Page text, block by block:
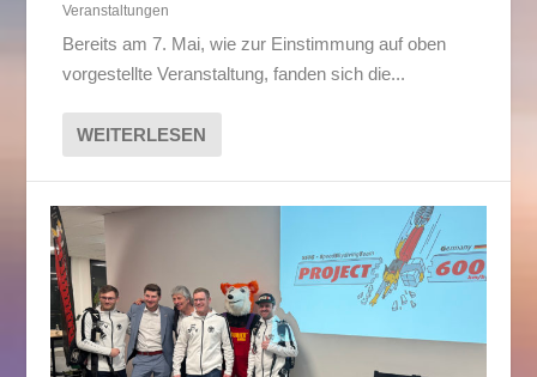
Veranstaltungen
Bereits am 7. Mai, wie zur Einstimmung auf oben
vorgestellte Veranstaltung, fanden sich die...
WEITERLESEN